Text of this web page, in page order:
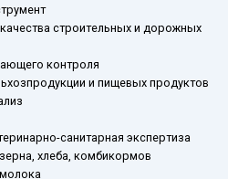
строительных и дорожных
контроля
и пищевых продуктов
санитарная экспертиза
хлеба, комбикормов